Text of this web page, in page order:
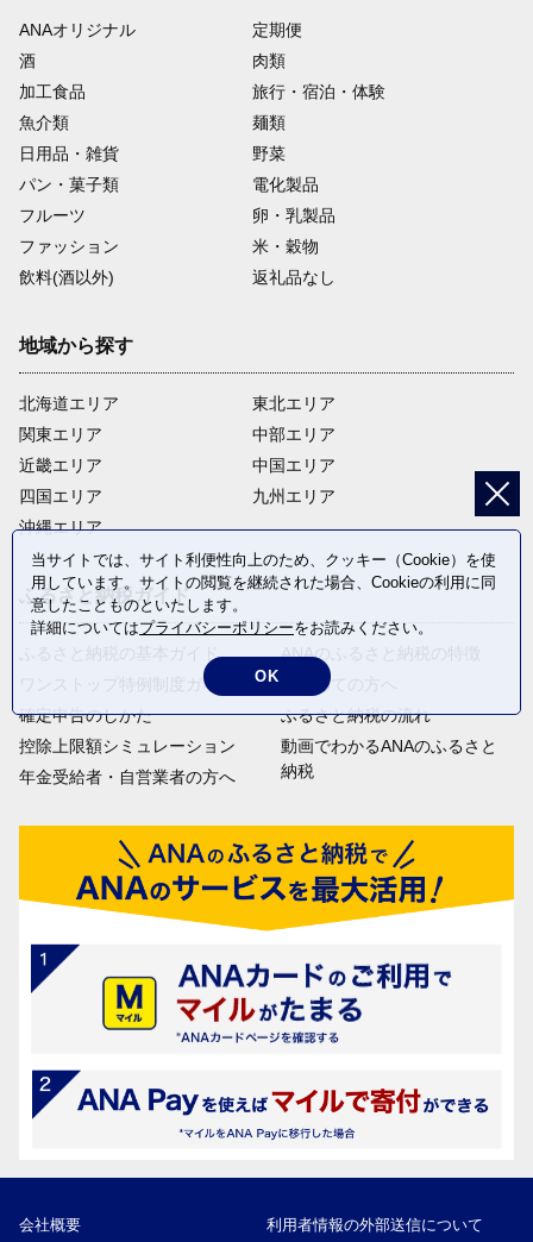
ANAオリジナル
定期便
酒
肉類
加工食品
旅行・宿泊・体験
魚介類
麺類
日用品・雑貨
野菜
パン・菓子類
電化製品
フルーツ
卵・乳製品
ファッション
米・穀物
飲料(酒以外)
返礼品なし
地域から探す
北海道エリア
関東エリア
近畿エリア
四国エリア
沖縄エリア
東北エリア
中部エリア
中国エリア
九州エリア
ふるさと納税ガイド
ふるさと納税の基本ガイド
ワンストップ特例制度ガイド
確定申告のしかた
控除上限額シミュレーション
年金受給者・自営業者の方へ
ANAのふるさと納税の特徴
はじめての方へ
ふるさと納税の流れ
動画でわかるANAのふるさと
納税
会社概要 利用者情報の外部送信について
当サイトでは、サイト利便性向上のため、クッキー（Cookie）を使
用しています。サイトの閲覧を継続された場合、Cookieの利用に同
意したことものといたします。
詳細についてはプライバシーポリシーをお読みください。
OK